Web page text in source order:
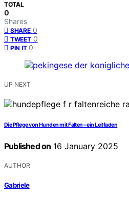
TOTAL
0
Shares
SHARE 0
TWEET 0
PIN IT 0
UP NEXT
Die Pflege von Hunden mit Falten – ein Leitfaden
Published on 16 January 2025
AUTHOR
Gabriele